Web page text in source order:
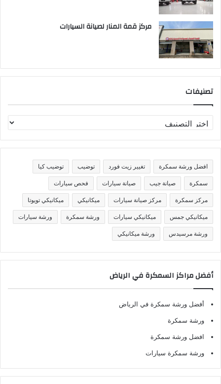
مركز قمة المنار لصيانة السيارات
تصنيفات
ص
ن
ف
ا
افضل ورشة سمكرة تغيير زيت فورد توضيب توضيب كيا
سمكرة صيانة جيب صيانة سيارات فحص سيارات
مركز سمكرة مركز صيانة سيارات ميكانيكي ميكانيكي تويوتا
ميكانيكي جمس ميكانيكي سيارات ورشة سمكرة ورشة سيارات
ورشة مرسيدس ورشة ميكانيكي
أفضل مراكز السمكرة في الرياض
أفضل ورشة سمكرة في الرياض
ورشة سمكرة
افضل ورشة سمكرة
ورشة سمكرة سيارات